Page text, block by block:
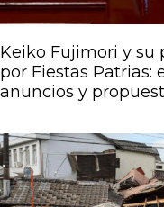
Keiko Fujimori y su
por Fiestas Patrias:
anuncios y